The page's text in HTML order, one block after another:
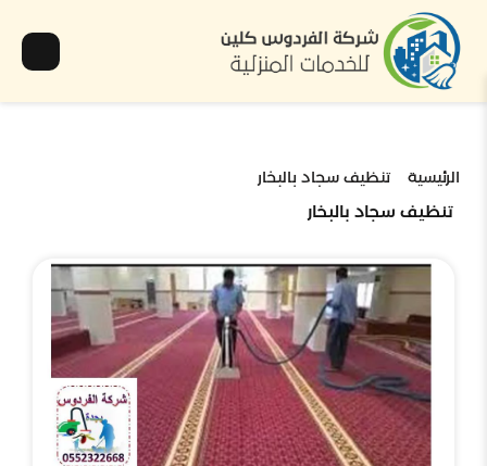
الرئيسية تنظيف سجاد بالبخار
تنظيف سجاد بالبخار